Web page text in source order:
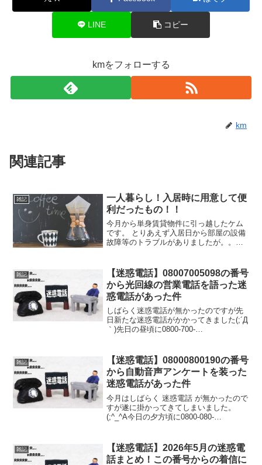
LINE コピー
kmをフォローする
km
関連記事
雑記
一人暮らし！入居時に用意して便
利だったもの！！
今月から単身賃貸物件に引っ越したケム
です。 とりあえず入居日から部屋の設備
故障等のトラブルがありましたが。。。
会社に速攻で連絡しましょう(笑) とりあ
えず入居時は...
雑記
【迷惑電話】08007005098の番号
から光回線の営業電話を語った迷
惑電話があった件
しばらく迷惑電話が無かったのですが先
日新たな迷惑電話がかかってきました(;´Д
｀)先日の昼頃に0800-700-
（笑）どうせ迷惑電話だと思いました
が、ブロ...
雑記
【迷惑電話】08000800190の番号
から自動音声アンケートを装った
迷惑電話があった件
今月はしばらく 迷惑電話 が無かったので
すが遂に掛かってきてしまいました。
(;^_^A今日の夕方頃に0800-080-
がかかってきました。（笑）どん...
雑記
【迷惑電話】2026年5月の迷惑電
話まとめ！この番号からの着信に